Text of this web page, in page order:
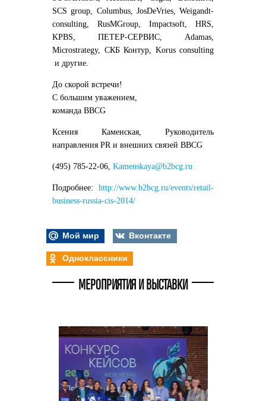
SCS group, Columbus, JosDeVries, Weigandt-
consulting, RusMGroup, Impactsoft, HRS,
KPBS, ПЕТЕР-СЕРВИС, Adamas,
Microstrategy, CКБ Контур, Korus consulting
и другие.
До скорой встречи!
С большим уважением,
команда BBCG
Ксения Каменская, Руководитель
направления PR и внешних связей BBCG
(495) 785-22-06, Kamenskaya@b2bcg.ru
Подробнее: http://www.b2bcg.ru/events/retail-
business-russia-cis-2014/
Мой мир
Вконтакте
Одноклассники
МЕРОПРИЯТИЯ И ВЫСТАВКИ